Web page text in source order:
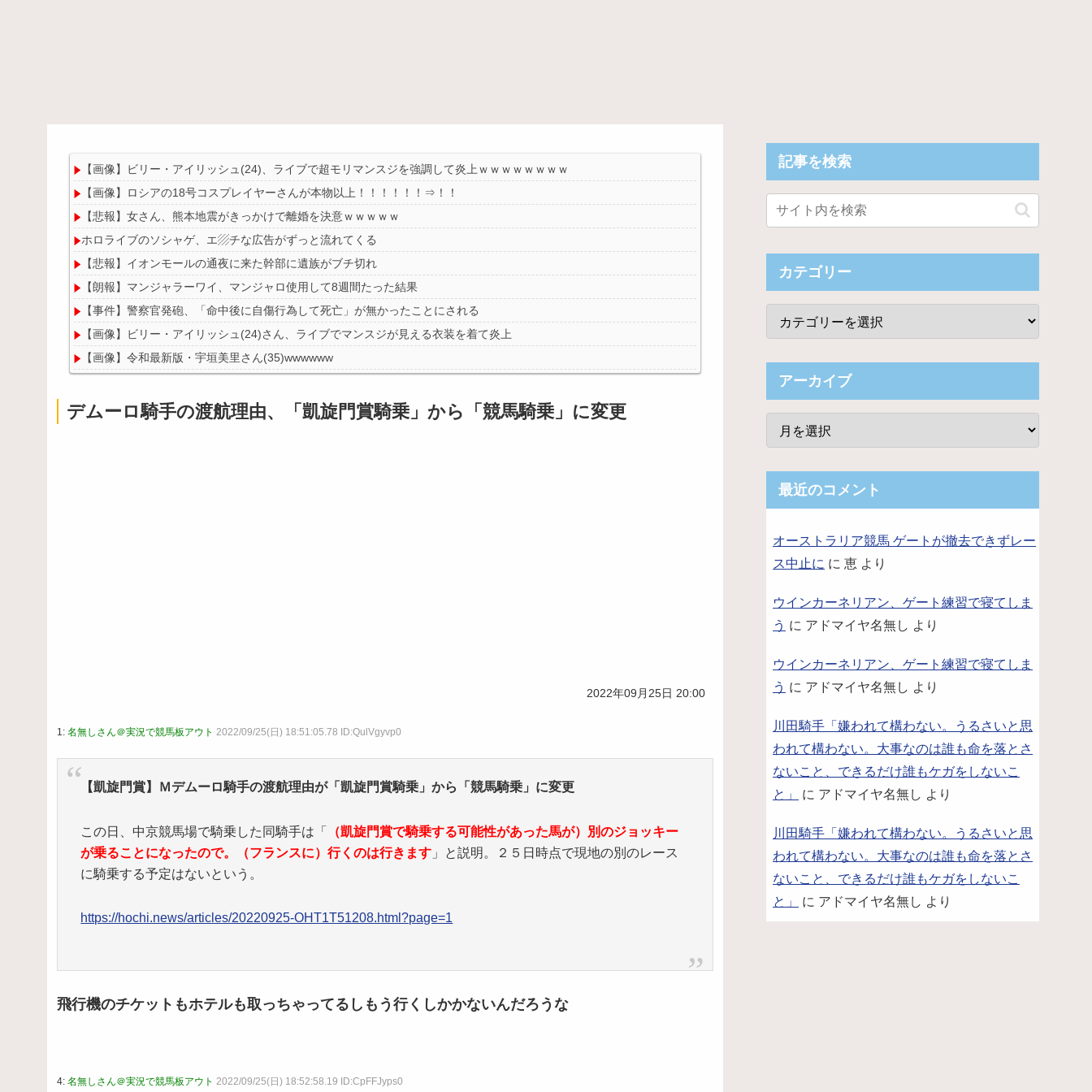
【画像】ビリー・アイリッシュ(24)、ライブで超モリマンスジを強調して炎上ｗｗｗｗｗｗｗｗ
【画像】ロシアの18号コスプレイヤーさんが本物以上！！！！！！⇒！！
【悲報】女さん、熊本地震がきっかけで離婚を決意ｗｗｗｗｗ
ホロライブのソシャゲ、エ▨チな広告がずっと流れてくる
【悲報】イオンモールの通夜に来た幹部に遺族がブチ切れ
【朗報】マンジャラーワイ、マンジャロ使用して8週間たった結果
【事件】警察官発砲、「命中後に自傷行為して死亡」が無かったことにされる
【画像】ビリー・アイリッシュ(24)さん、ライブでマンスジが見える衣装を着て炎上
【画像】令和最新版・宇垣美里さん(35)wwwwww
【悲報】教室、ヤンキーがブチ切れでとんでもない空気になるｗｗｗｗ
デムーロ騎手の渡航理由、「凱旋門賞騎乗」から「競馬騎乗」に変更
2022年09月25日 20:00
1: 名無しさん＠実況で競馬板アウト 2022/09/25(日) 18:51:05.78 ID:QulVgyvp0
【凱旋門賞】Ｍデムーロ騎手の渡航理由が「凱旋門賞騎乗」から「競馬騎乗」に変更
この日、中京競馬場で騎乗した同騎手は「
（凱旋門賞で騎乗する可能性があった馬が）別のジョッキー
が乗ることになったので。（フランスに）行くのは行きます 」と説明。２５日時点で現地の別のレース
に騎乗する予定はないという。
https://hochi.news/articles/20220925-OHT1T51208.html?page=1
飛行機のチケットもホテルも取っちゃってるしもう行くしかかないんだろうな
4: 名無しさん＠実況で競馬板アウト 2022/09/25(日) 18:52:58.19 ID:CpFFJyps0
記事を検索
カテゴリー
アーカイブ
最近のコメント
オーストラリア競馬 ゲートが撤去できずレー
ス中止に に 恵 より
ウインカーネリアン、ゲート練習で寝てしま
う に アドマイヤ名無し より
ウインカーネリアン、ゲート練習で寝てしま
う に アドマイヤ名無し より
川田騎手「嫌われて構わない。うるさいと思
われて構わない。大事なのは誰も命を落とさ
ないこと、できるだけ誰もケガをしないこ
と」
に アドマイヤ名無し より
川田騎手「嫌われて構わない。うるさいと思
われて構わない。大事なのは誰も命を落とさ
ないこと、できるだけ誰もケガをしないこ
と」
に アドマイヤ名無し より